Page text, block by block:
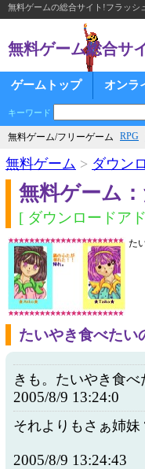
無料ゲームの総合サイト!フラッシ
無料ゲーム総合サ
ゲームトップ オンラ
キーワード
無料ゲーム/フリーゲーム RPG
無料ゲーム > ダウン
無料ゲーム
[ ダウンロードア
た
たいやき食べたい
きも。たいやき食べ
2005/8/9 13:24:0
それよりもさぁ姉妹
2005/8/9 13:24:43